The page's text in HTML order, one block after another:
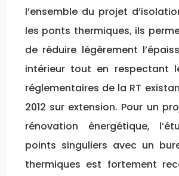
l’ensemble du projet
les ponts thermiques, ils
de réduire légèrement
intérieur tout en respectant
réglementaires de la RT
2012 sur extension. Pour un
rénovation énergétique,
points singuliers avec un
thermiques est fortement